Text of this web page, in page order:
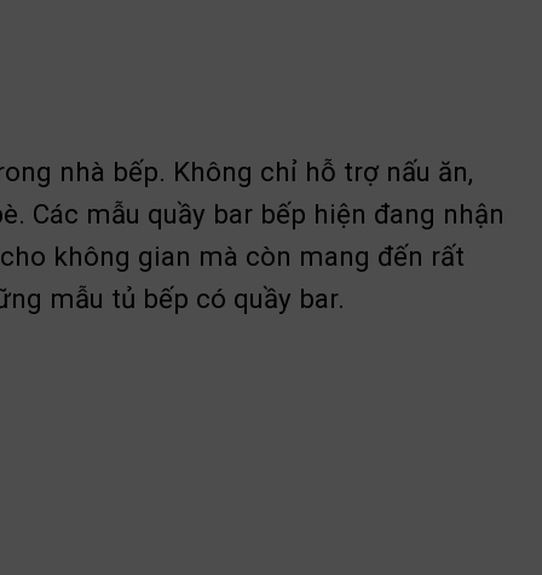
nhà bếp. Không chỉ hỗ trợ nấu ăn,
Các mẫu quầy bar bếp hiện đang nhận
không gian mà còn mang đến rất
mẫu tủ bếp có quầy bar.